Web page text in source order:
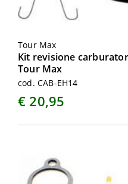
Tour Max
Kit revisione
Tour Max
cod. CAB-EH14
€ 20,95